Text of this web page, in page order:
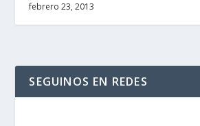
febrero 23, 2013
SEGUINOS EN REDES